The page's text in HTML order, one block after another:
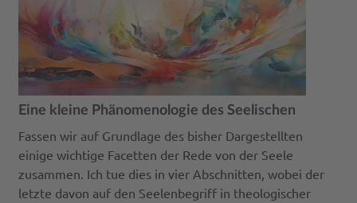
Eine kleine Phänomenologie des Seelischen
Fassen wir auf Grundlage des bisher Dargestellten
einige wichtige Facetten der Rede von der Seele
zusammen. Ich tue dies in vier Abschnitten, wobei der
letzte davon auf den Seelenbegriff in theologischer